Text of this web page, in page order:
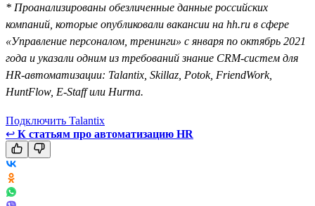
* Проанализированы обезличенные данные российских
компаний, которые опубликовали вакансии на hh.ru в сфере
«Управление персоналом, тренинги» с января по октябрь 2021
года и указали одним из требований знание CRM-систем для
HR-автоматизации: Talantix, Skillaz, Potok, FriendWork,
HuntFlow, E-Staff или Hurma.
Подключить Talantix
↩ К статьям про автоматизацию HR